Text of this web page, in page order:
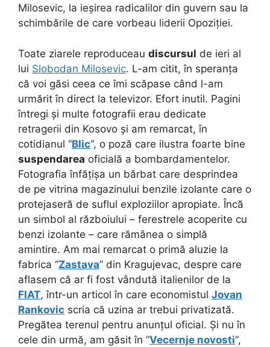
Milosevic, la ieșirea radicalilor din guvern sau la
schimbările de care vorbeau liderii Opoziției.
Toate ziarele reproduceau discursul de ieri al
lui Slobodan Milosevic. L-am citit, în speranța
că voi găsi ceea ce îmi scăpase când l-am
urmărit în direct la televizor. Efort inutil. Pagini
întregi și multe fotografii erau dedicate
retragerii din Kosovo și am remarcat, în
cotidianul “Blic“, o poză care ilustra foarte bine
suspendarea oficială a bombardamentelor.
Fotografia înfățișa un bărbat care desprindea
de pe vitrina magazinului benzile izolante care o
protejaseră de suflul exploziilor apropiate. Încă
un simbol al războiului – ferestrele acoperite cu
benzi izolante – care rămânea o simplă
amintire. Am mai remarcat o primă aluzie la
fabrica “Zastava” din Kragujevac, despre care
aflasem că ar fi fost vândută italienilor de la
FIAT, într-un articol în care economistul Jovan
Rankovic scria că uzina ar trebui privatizată.
Pregătea terenul pentru anunțul oficial. Și nu în
cele din urmă, am găsit în “Vecernje novosti“,